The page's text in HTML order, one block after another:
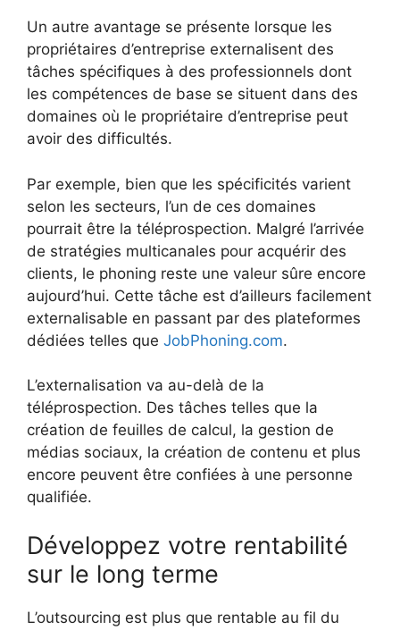
Un autre avantage se présente lorsque les
propriétaires d’entreprise externalisent des
tâches spécifiques à des professionnels dont
les compétences de base se situent dans des
domaines où le propriétaire d’entreprise peut
avoir des difficultés.
Par exemple, bien que les spécificités varient
selon les secteurs, l’un de ces domaines
pourrait être la téléprospection. Malgré l’arrivée
de stratégies multicanales pour acquérir des
clients, le phoning reste une valeur sûre encore
aujourd’hui. Cette tâche est d’ailleurs facilement
externalisable en passant par des plateformes
dédiées telles que JobPhoning.com.
L’externalisation va au-delà de la
téléprospection. Des tâches telles que la
création de feuilles de calcul, la gestion de
médias sociaux, la création de contenu et plus
encore peuvent être confiées à une personne
qualifiée.
Développez votre rentabilité
sur le long terme
L’outsourcing est plus que rentable au fil du